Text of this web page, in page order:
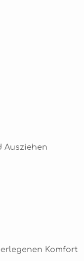
Ausziehen
Komfort